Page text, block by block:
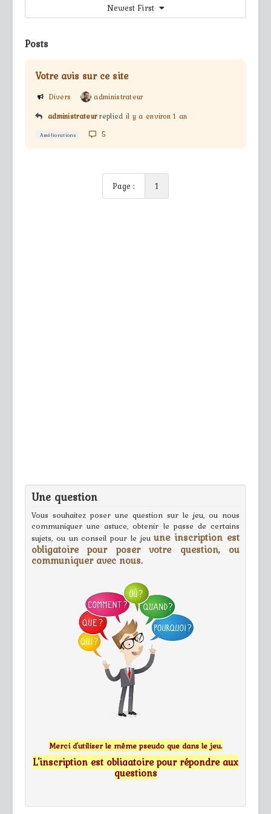
Newest First
Posts
Votre avis sur ce site
Divers
administrateur
administrateur replied il y a environ 1 an
Améliorations 5
Page : 1
Une question
Vous souhaitez poser une question sur le jeu, ou nous
communiquer une astuce, obtenir le passe de certains
sujets, ou un conseil pour le jeuune inscription est
obligatoire pour poser votre question, ou
communiquer avec nous.
Merci d'utiliser le même pseudo que dans le jeu.
L'inscription est obligatoire pour répondre aux
questions